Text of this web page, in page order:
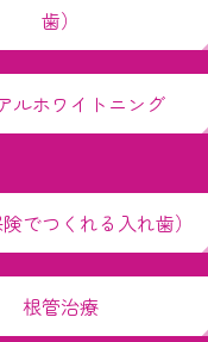
歯）
ルホワイトニング
でつくれる入れ歯）
根管治療